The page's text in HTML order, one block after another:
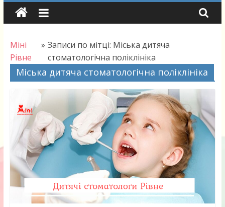
Skip
Міні
Рівне
» Записи по мітці: Міська дитяча
стоматологічна поліклініка
Міська дитяча стоматологічна поліклініка